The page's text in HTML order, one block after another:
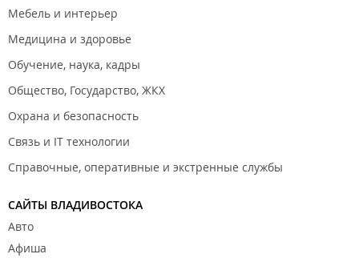
Мебель и интерьер
Медицина и здоровье
Обучение, наука, кадры
Общество, Государство, ЖКХ
Охрана и безопасность
Связь и IT технологии
Справочные, оперативные и экстренные службы
САЙТЫ ВЛАДИВОСТОКА
Авто
Афиша